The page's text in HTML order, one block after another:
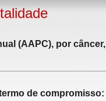
(AAPC), por
de compromisso: